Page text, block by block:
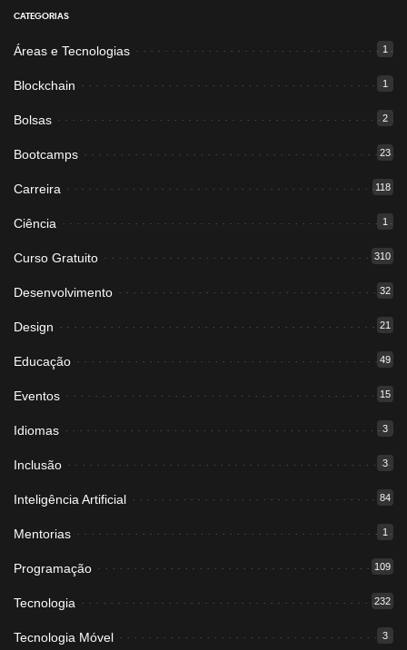
CATEGORIAS
Áreas e Tecnologias 1
Blockchain 1
Bolsas 2
Bootcamps 23
Carreira 118
Ciência 1
Curso Gratuito 310
Desenvolvimento 32
Design 21
Educação 49
Eventos 15
Idiomas 3
Inclusão 3
Inteligência Artificial 84
Mentorias 1
Programação 109
Tecnologia 232
Tecnologia Móvel 3